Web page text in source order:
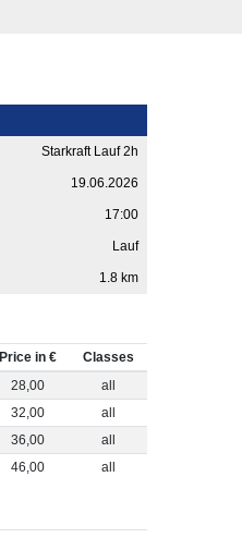
Starkraft Lauf 2h
19.06.2026
17:00
Lauf
1.8 km
Price in €
Classes
28,00
all
32,00
all
36,00
all
46,00 all